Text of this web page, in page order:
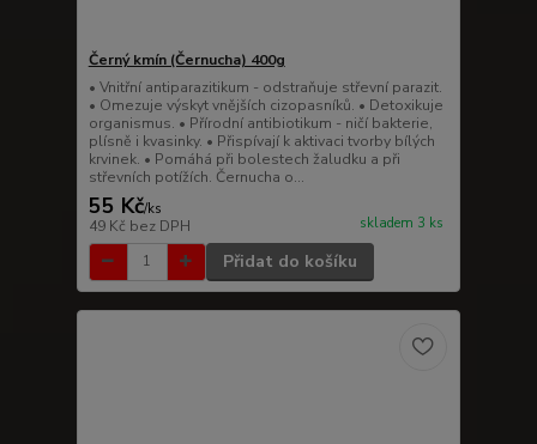
Černý kmín (Černucha) 400g
• Vnitřní antiparazitikum - odstraňuje střevní parazit.
• Omezuje výskyt vnějších cizopasníků. • Detoxikuje
organismus. • Přírodní antibiotikum - ničí bakterie,
plísně i kvasinky. • Přispívají k aktivaci tvorby bílých
krvinek. • Pomáhá při bolestech žaludku a při
střevních potížích. Černucha o...
55 Kč/ks
49 Kč bez DPH skladem 3 ks
Přidat do košíku